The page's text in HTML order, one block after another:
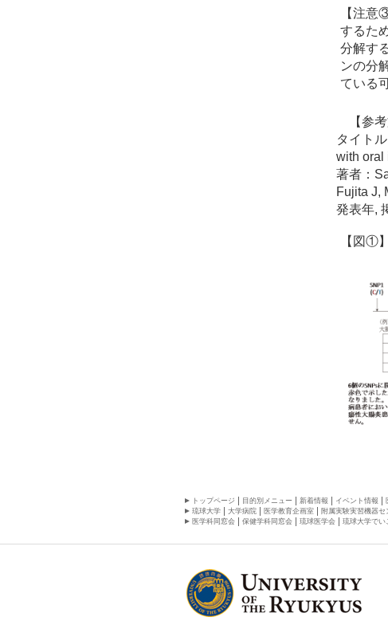
【注意
するた
分解す
ンの分
ている
【参
タイト
with oral
著者：
Fujita J,
発表年,
【図①】
トップページ 目的別メニュー 新着情報 イベント情報
琉球大学
大学病院 医学教育企画室 附属実験実習機器セ
医学科同窓会
保健学科同窓会 琉球医学会 琉球大学でい